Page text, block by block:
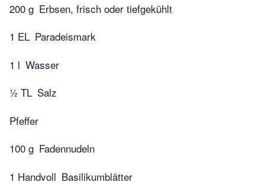
200 g Erbsen, frisch oder tiefgekühlt
1 EL Paradeismark
1 l Wasser
½ TL Salz
Pfeffer
100 g Fadennudeln
1 Handvoll Basilikumblätter